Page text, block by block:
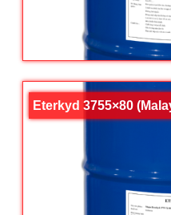
Eterkyd 3755×80